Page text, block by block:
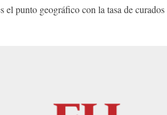
el punto geográfico con la tasa de curados